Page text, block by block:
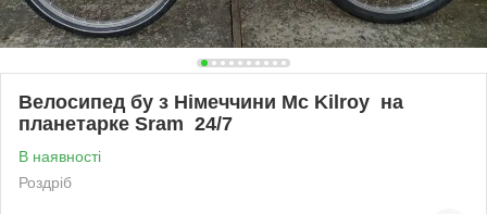
Велосипед бу з Німеччини Mc Kilroy на
планетарке Sram 24/7
В наявності
Роздріб